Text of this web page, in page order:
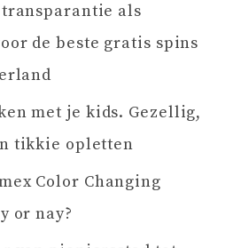
als
de beste gratis spins
met je kids. Gezellig,
tikkie opletten
Color Changing
or nay?